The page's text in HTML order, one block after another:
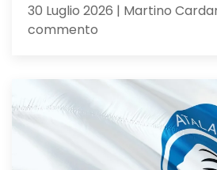
30 Luglio 2026 | Martino
commento
alla
Juventus:
Dea,
non